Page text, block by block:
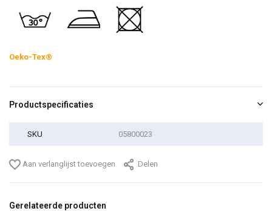
Oeko-Tex®
Productspecificaties
SKU 05800023
Aan verlanglijst toevoegen Delen
Gerelateerde producten